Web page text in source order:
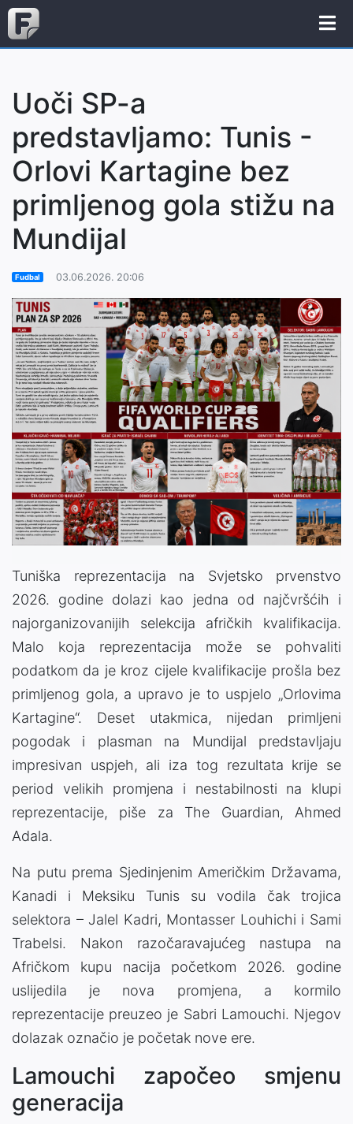
Uoči SP-a
predstavljamo: Tunis -
Orlovi Kartagine bez
primljenog gola stižu na
Mundijal
Fudbal 03.06.2026. 20:06
Tuniška reprezentacija na Svjetsko prvenstvo
2026. godine dolazi kao jedna od najčvršćih i
najorganizovanijih selekcija afričkih kvalifikacija.
Malo koja reprezentacija može se pohvaliti
podatkom da je kroz cijele kvalifikacije prošla bez
primljenog gola, a upravo je to uspjelo „Orlovima
Kartagine“. Deset utakmica, nijedan primljeni
pogodak i plasman na Mundijal predstavljaju
impresivan uspjeh, ali iza tog rezultata krije se
period velikih promjena i nestabilnosti na klupi
reprezentacije, piše za The Guardian, Ahmed
Adala.
Na putu prema Sjedinjenim Američkim Državama,
Kanadi i Meksiku Tunis su vodila čak trojica
selektora – Jalel Kadri, Montasser Louhichi i Sami
Trabelsi. Nakon razočaravajućeg nastupa na
Afričkom kupu nacija početkom 2026. godine
uslijedila je nova promjena, a kormilo
reprezentacije preuzeo je Sabri Lamouchi. Njegov
dolazak označio je početak nove ere.
Lamouchi započeo smjenu
generacija